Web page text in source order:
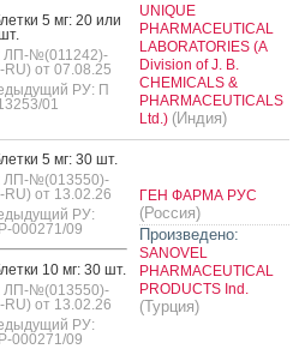
5 мг: 20 или
ЛП-№(011242)-
RU) от 07.08.25
РУ: П
01
UNIQUE
PHARMACEUTICAL
LABORATORIES (A
Division of J. B.
CHEMICALS &
PHARMACEUTICALS
Ltd.) (Индия)
5 мг: 30 шт.
ЛП-№(013550)-
RU) от 13.02.26
РУ:
000271/09
10 мг: 30 шт.
ЛП-№(013550)-
RU) от 13.02.26
РУ:
000271/09
ГЕН ФАРМА РУС
(Россия)
Произведено:
SANOVEL
PHARMACEUTICAL
PRODUCTS Ind.
(Турция)